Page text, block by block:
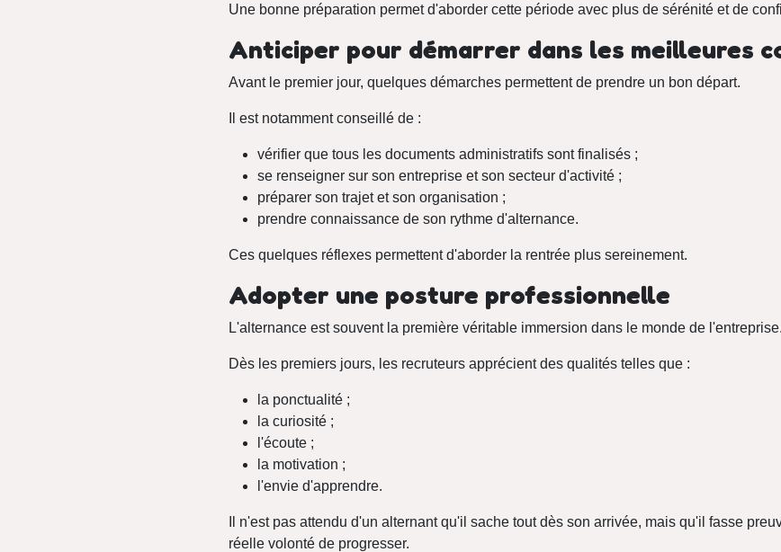
Une bonne préparation permet d'aborder cette période avec plus de sérénité et de
Anticiper pour démarrer dans les meilleures
Avant le premier jour, quelques démarches permettent de prendre un bon départ.
Il est notamment conseillé de :
vérifier que tous les documents administratifs sont finalisés ;
se renseigner sur son entreprise et son secteur d'activité ;
préparer son trajet et son organisation ;
prendre connaissance de son rythme d'alternance.
Ces quelques réflexes permettent d'aborder la rentrée plus sereinement.
Adopter une posture professionnelle
L'alternance est souvent la première véritable immersion dans le monde de l'entreprise.
Dès les premiers jours, les recruteurs apprécient des qualités telles que :
la ponctualité ;
la curiosité ;
l'écoute ;
la motivation ;
l'envie d'apprendre.
Il n'est pas attendu d'un alternant qu'il sache tout dès son arrivée, mais qu'il fasse
réelle volonté de progresser.